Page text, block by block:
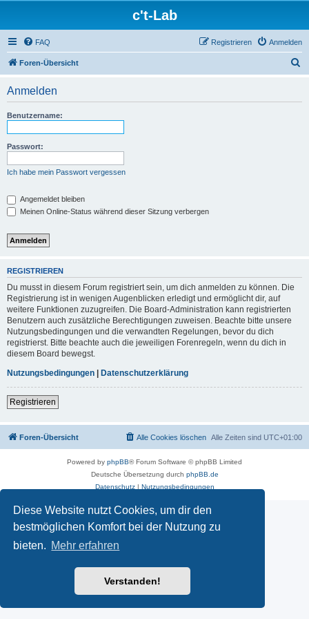
Diese Website nutzt Cookies, um dir den
bestmöglichen Komfort bei der Nutzung zu
bieten. Mehr erfahren
Verstanden!
c't-Lab
FAQ Anmelden
Registrieren
Foren-Übersicht
Anmelden
Benutzername:
Passwort:
Ich habe mein Passwort vergessen
Angemeldet bleiben
Meinen Online-Status während dieser Sitzung verbergen
REGISTRIEREN
Du musst in diesem Forum registriert sein, um dich anmelden zu können. Die
Registrierung ist in wenigen Augenblicken erledigt und ermöglicht dir, auf
weitere Funktionen zuzugreifen. Die Board-Administration kann registrierten
Benutzern auch zusätzliche Berechtigungen zuweisen. Beachte bitte unsere
Nutzungsbedingungen und die verwandten Regelungen, bevor du dich
registrierst. Bitte beachte auch die jeweiligen Forenregeln, wenn du dich in
diesem Board bewegst.
Nutzungsbedingungen | Datenschutzerklärung
Registrieren
Foren-Übersicht Alle Zeiten sind UTC+01:00
Alle Cookies löschen
Powered by phpBB® Forum Software © phpBB Limited
Deutsche Übersetzung durch phpBB.de
Datenschutz| Nutzungsbedingungen